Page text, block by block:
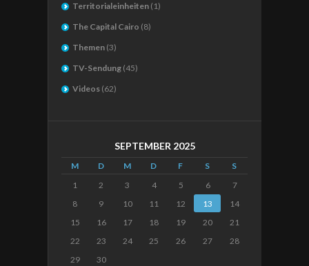
Territorialeinheiten (1)
The Capital Cairo (8)
Themen (3)
TV-Sendung (45)
Videos (62)
SEPTEMBER 2025
M D M D F S
S
1
2 3 4 5 6
7
8
9 10 11 12 13
14
15
16 17 18 19 20
21
22
23 24 25 26 27
28
29
30